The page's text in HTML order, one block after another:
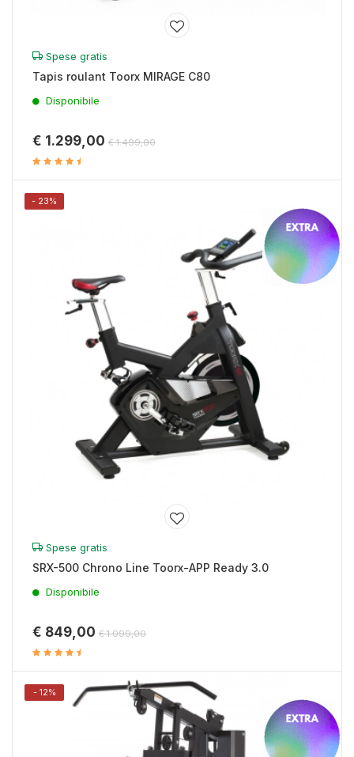
Spese gratis
Tapis roulant Toorx MIRAGE C80
Disponibile
€ 1.299,00 € 1.499,00
- 23%
Spese gratis
SRX-500 Chrono Line Toorx-APP Ready 3.0
Disponibile
€ 849,00 € 1.099,00
- 12%